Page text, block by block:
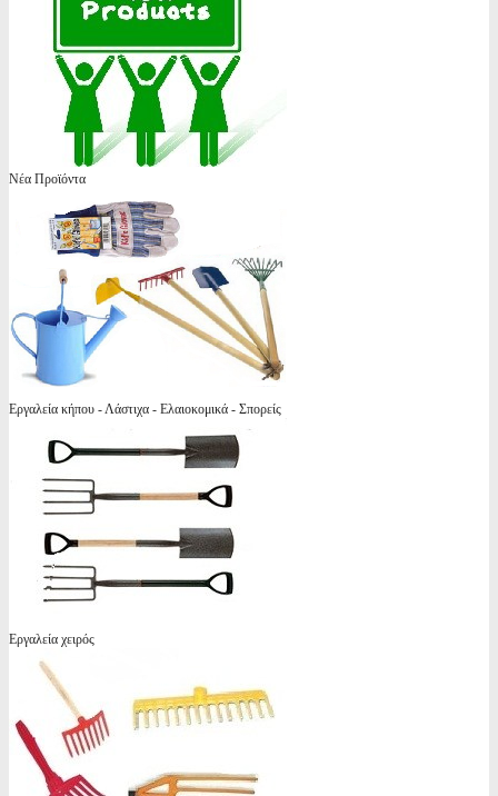
Νέα Προϊόντα
Εργαλεία κήπου - Λάστιχα - Ελαιοκομικά - Σπορείς
Εργαλεία χειρός